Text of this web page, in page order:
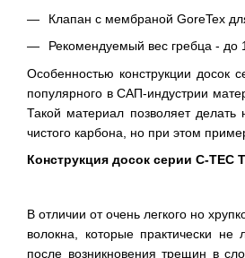
Клапан с мембраной GoreTex
Рекомендуемый вес гребца - до
Особенностью конструкции досок
популярного в САП-индустрии
Такой материал позволяет
чистого карбона, но при этом
Конструкция досок серии C-TEC
В отличии от очень легкого но
волокна, которые практически
после возникновения трещин в